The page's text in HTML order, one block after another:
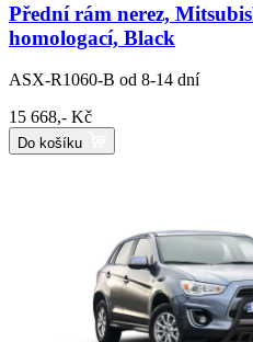
Přední rám nerez,
homologací, Black
ASX-R1060-B od 8-14 dní
15 668,- Kč
Do košíku